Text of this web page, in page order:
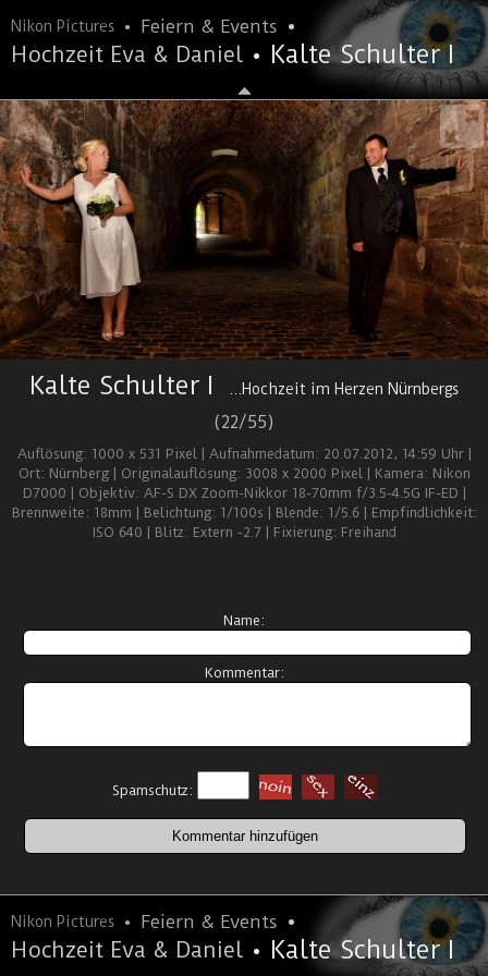
Nikon Pictures • Feiern & Events •
Hochzeit Eva & Daniel • Kalte Schulter I
Kalte Schulter I ...Hochzeit im Herzen Nürnbergs
(22/55)
Auflösung: 1000 x 531 Pixel | Aufnahmedatum: 20.07.2012, 14:59 Uhr |
Ort: Nürnberg | Originalauflösung: 3008 x 2000 Pixel | Kamera: Nikon
D7000 | Objektiv: AF-S DX Zoom-Nikkor 18-70mm f/3.5-4.5G IF-ED |
Brennweite: 18mm | Belichtung: 1/100s | Blende: 1/5.6 | Empfindlichkeit:
ISO 640 | Blitz: Extern -2.7 | Fixierung: Freihand
Name:
Kommentar:
Spamschutz:
Nikon Pictures • Feiern & Events •
Hochzeit Eva & Daniel • Kalte Schulter I